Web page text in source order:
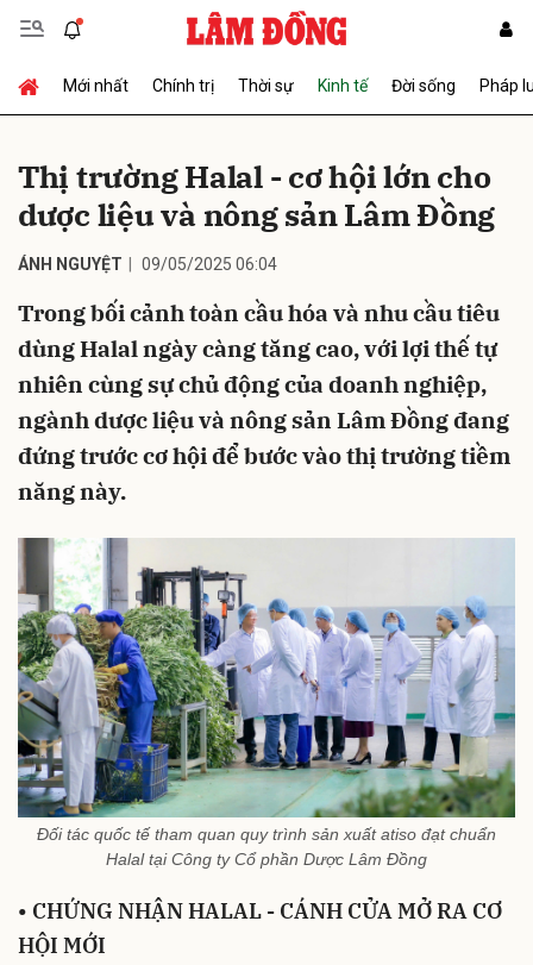
Mới nhất Chính trị Thời sự Kinh tế Đời sống Pháp
Thị trường Halal - cơ hội lớn cho
dược liệu và nông sản Lâm Đồng
ÁNH NGUYỆT 09/05/2025 06:04
Trong bối cảnh toàn cầu hóa và nhu cầu tiêu
dùng Halal ngày càng tăng cao, với lợi thế tự
nhiên cùng sự chủ động của doanh nghiệp,
ngành dược liệu và nông sản Lâm Đồng đang
đứng trước cơ hội để bước vào thị trường tiềm
năng này.
Đối tác quốc tế tham quan quy trình sản xuất atiso đạt chuẩn
Halal tại Công ty Cổ phần Dược Lâm Đồng
• CHỨNG NHẬN HALAL - CÁNH CỬA MỞ RA CƠ
HỘI MỚI
Gửi bình luận
Hủy Gửi